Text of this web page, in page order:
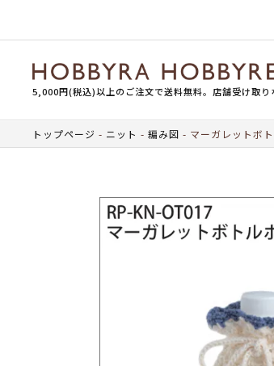
5,000円(税込)以上のご注文で送料無料。店舗受け取り
トップページ ニット 編み図 マーガレットボ